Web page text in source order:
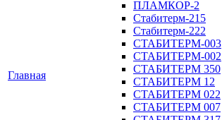
Главная
ПЛАМКОР-2
Стабитерм-215
Стабитерм-222
СТАБИТЕРМ-003
СТАБИТЕРМ-002
СТАБИТЕРМ 350
СТАБИТЕРМ 12
СТАБИТЕРМ 022
СТАБИТЕРМ 007